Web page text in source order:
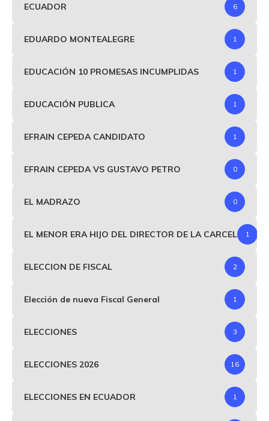
ECUADOR 6
EDUARDO MONTEALEGRE 1
EDUCACIÓN 10 PROMESAS INCUMPLIDAS 1
EDUCACIÓN PUBLICA 1
EFRAIN CEPEDA CANDIDATO 1
EFRAIN CEPEDA VS GUSTAVO PETRO 0
EL MADRAZO 0
EL MENOR ERA HIJO DEL DIRECTOR DE LA CARCEL 1
ELECCION DE FISCAL 2
Elección de nueva Fiscal General 1
ELECCIONES 3
ELECCIONES 2026 16
ELECCIONES EN ECUADOR 1